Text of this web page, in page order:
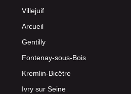
Villejuif
Arcueil
Gentilly
Fontenay-sous-Bois
Kremlin-Bicêtre
Ivry sur Seine